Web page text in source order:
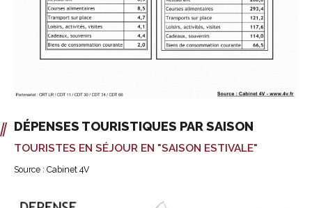
DÉPENSES TOURISTIQUES PAR SAISON
TOURISTES EN SÉJOUR EN "SAISON ESTIVALE"
Source : Cabinet 4V